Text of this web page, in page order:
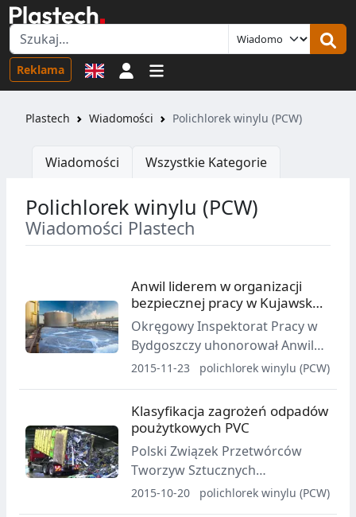
Reklama Logowanie
Plastech Wiadomości Polichlorek winylu (PCW)
Wiadomości Wszystkie Kategorie
Polichlorek winylu (PCW)
Wiadomości Plastech
Anwil liderem w organizacji
bezpiecznej pracy w Kujawsko-
Pomorskiem
Okręgowy Inspektorat Pracy w
Bydgoszczy uhonorował Anwil
tytułem "Pracodawca -
2015-11-23 polichlorek winylu (PCW)
Klasyfikacja zagrożeń odpadów
poużytkowych PVC
Polski Związek Przetwórców
Tworzyw Sztucznych
opublikował dokument
2015-10-20 polichlorek winylu (PCW)